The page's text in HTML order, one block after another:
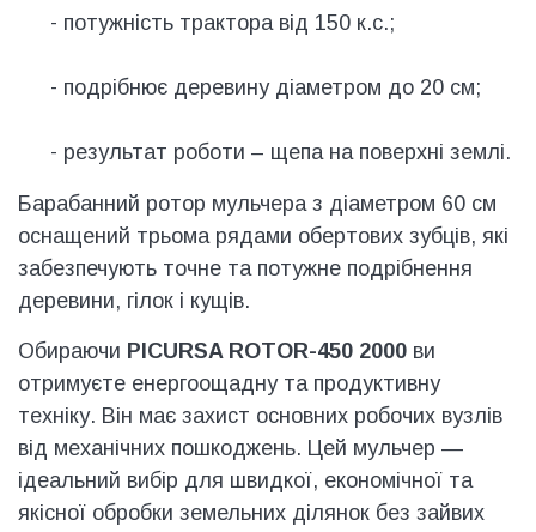
- потужність трактора від 150 к.с.;
- подрібнює деревину діаметром до 20 см;
- результат роботи – щепа на поверхні землі.
Барабанний ротор мульчера з діаметром 60 см
оснащений трьома рядами обертових зубців, які
забезпечують точне та потужне подрібнення
деревини, гілок і кущів.
Обираючи PICURSA ROTOR-450 2000 ви
отримуєте енергоощадну та продуктивну
техніку. Він має захист основних робочих вузлів
від механічних пошкоджень. Цей мульчер —
ідеальний вибір для швидкої, економічної та
якісної обробки земельних ділянок без зайвих